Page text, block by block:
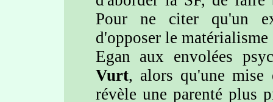
Pour ne citer qu'un
d'opposer le
Egan aux envolées
Vurt, alors qu'une mise
révèle une parenté plus